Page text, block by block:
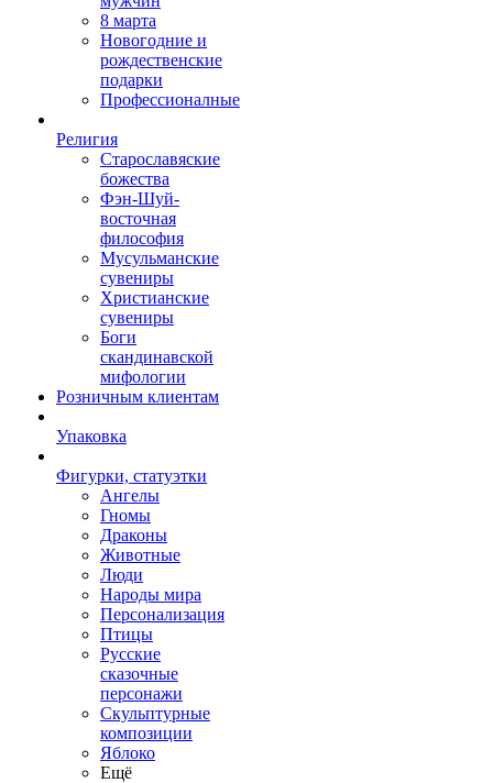
8 марта
Новогодние и
рождественские
подарки
Профессионалные
Религия
Старославяские
божества
Фэн-Шуй-
восточная
философия
Мусульманские
сувениры
Христианские
сувениры
Боги
скандинавской
мифологии
Розничным клиентам
Упаковка
Фигурки, статуэтки
Ангелы
Гномы
Драконы
Животные
Люди
Народы мира
Персонализация
Птицы
Русские
сказочные
персонажи
Скульптурные
композиции
Яблоко
Ещё